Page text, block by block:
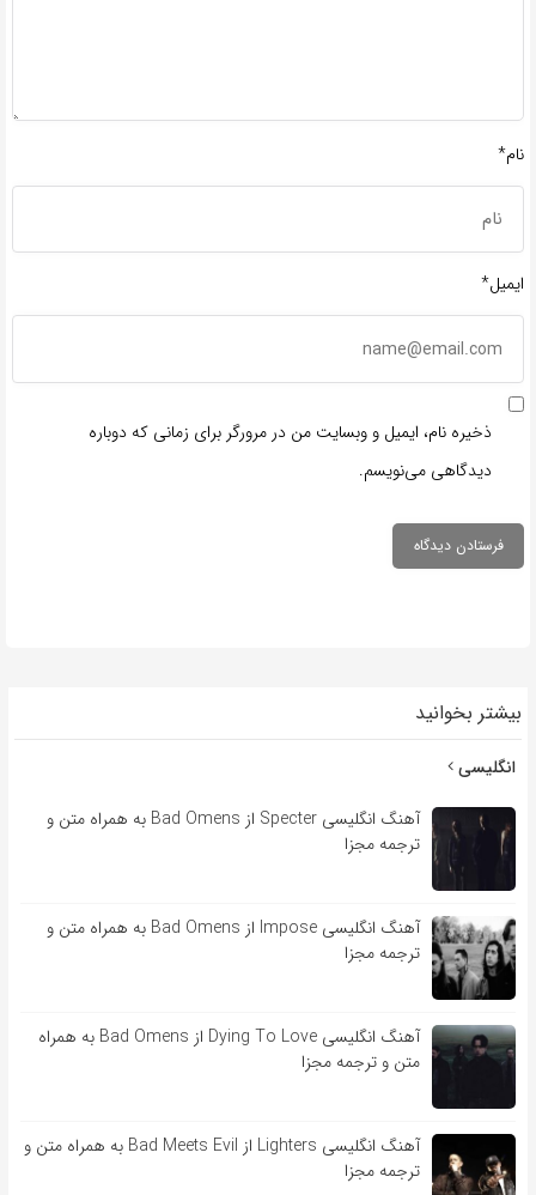
نام*
ایمیل*
ذخیره نام، ایمیل و وبسایت من در مرورگر برای زمانی که دوباره
دیدگاهی می‌نویسم.
بیشتر بخوانید
انگلیسی
آهنگ انگلیسی Specter از Bad Omens به همراه متن و
ترجمه مجزا
آهنگ انگلیسی Impose از Bad Omens به همراه متن و
ترجمه مجزا
آهنگ انگلیسی Dying To Love از Bad Omens به همراه
متن و ترجمه مجزا
آهنگ انگلیسی Lighters از Bad Meets Evil به همراه متن و
ترجمه مجزا